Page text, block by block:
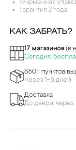
Фирменная
Гарантия 2 года
КАК ЗАБРАТЬ?
17 магазинов (в
Сегодня,
860+ пунктов
Через 1-5 дней
Доставка
До двери, через